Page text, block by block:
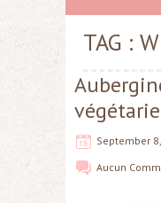
TAG :
September
Aucun